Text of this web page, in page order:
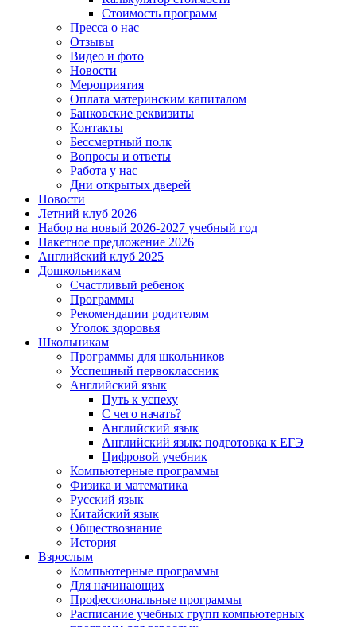
Стоимость программ
Пресса о нас
Отзывы
Видео и фото
Новости
Мероприятия
Оплата материнским капиталом
Банковские реквизиты
Контакты
Бессмертный полк
Вопросы и ответы
Работа у нас
Дни открытых дверей
Новости
Летний клуб 2026
Набор на новый 2026-2027 учебный год
Пакетное предложение 2026
Английский клуб 2025
Дошкольникам
Счастливый ребенок
Программы
Рекомендации родителям
Уголок здоровья
Школьникам
Программы для школьников
Усспешный первоклассник
Английский язык
Путь к успеху
С чего начать?
Английский язык
Английский язык: подготовка к ЕГЭ
Цифровой учебник
Компьютерные программы
Физика и математика
Русский язык
Китайский язык
Обществознание
История
Взрослым
Компьютерные программы
Для начинающих
Профессиональные программы
Расписание учебных групп компьютерных